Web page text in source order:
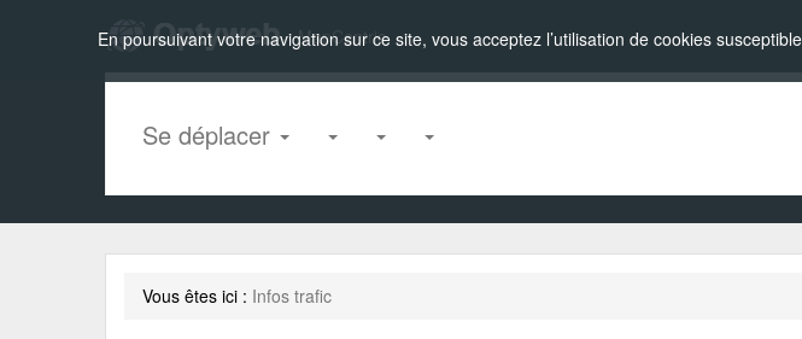
En poursuivant votre navigation sur ce site, vous acceptez l’utilisation de cookies
MapCentric
Se déplacer
Vous êtes ici : Infos trafic